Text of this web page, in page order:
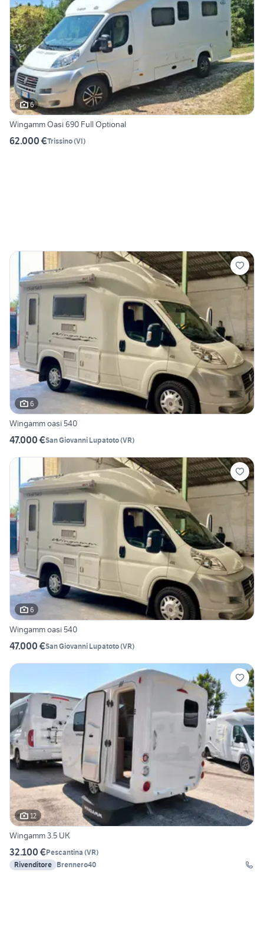
6
Wingamm Oasi 690 Full Optional
62.000 €Trissino(VI)
6
Wingamm oasi 540
47.000 €San Giovanni Lupatoto(VR)
6
Wingamm oasi 540
47.000 €San Giovanni Lupatoto(VR)
12
Wingamm 3.5 UK
32.100 €Pescantina (VR)
Rivenditore Brennero40